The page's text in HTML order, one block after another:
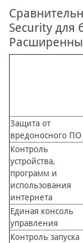
Security для
Защита от
вредоносного ПО
Контроль
устройства,
программ и
использования
интернета
Единая консоль
управления
Контроль запуска